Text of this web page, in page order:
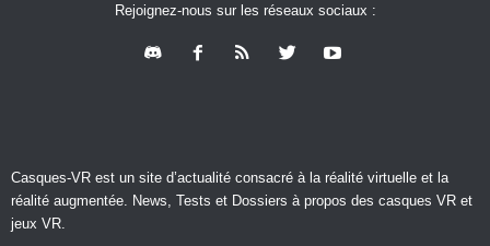
Rejoignez-nous sur les réseaux sociaux :
Casques-VR est un site d’actualité consacré à la réalité virtuelle et la
réalité augmentée. News, Tests et Dossiers à propos des casques VR et
jeux VR.